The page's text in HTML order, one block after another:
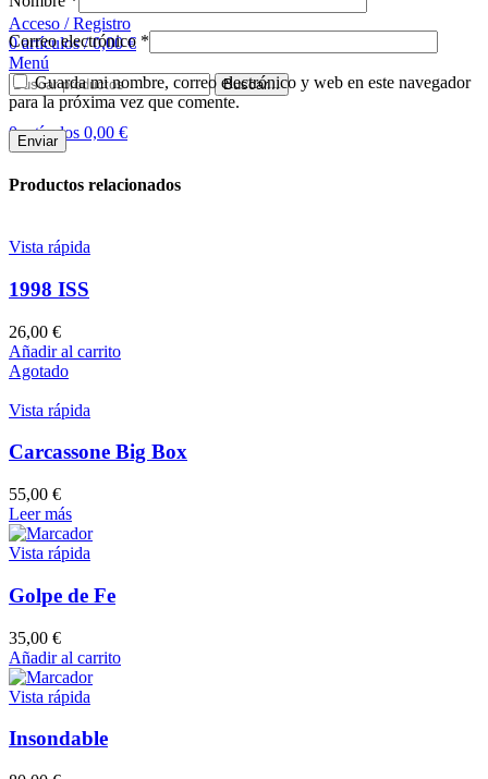
Acceso / Registro
0artículos / 0,00€
Menú
Buscar...
0artículos 0,00 €
Correo electrónico *
Guarda mi nombre, correo electrónico y web en este navegador
para la próxima vez que comente.
Productos relacionados
Vista rápida
1998 ISS
26,00 €
Añadir al carrito
Agotado
Vista rápida
Carcassone Big Box
55,00 €
Leer más
Vista rápida
Golpe de Fe
35,00 €
Añadir al carrito
Vista rápida
Insondable